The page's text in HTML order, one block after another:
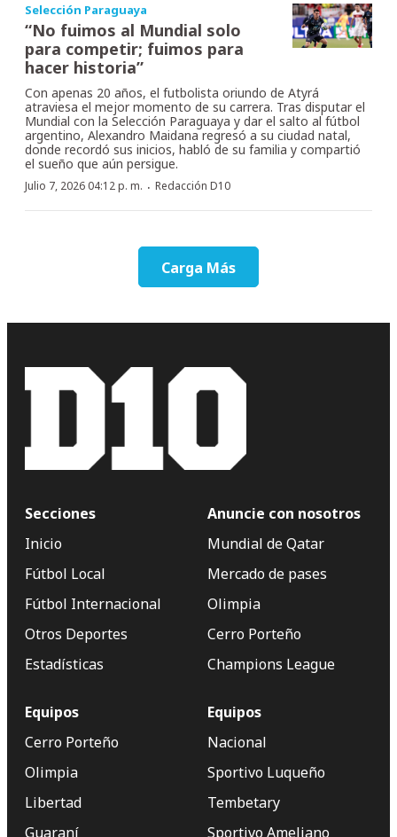
Selección Paraguaya
“No fuimos al Mundial solo
para competir; fuimos para
hacer historia”
Con apenas 20 años, el futbolista oriundo de Atyrá
atraviesa el mejor momento de su carrera. Tras disputar el
Mundial con la Selección Paraguaya y dar el salto al fútbol
argentino, Alexandro Maidana regresó a su ciudad natal,
donde recordó sus inicios, habló de su familia y compartió
el sueño que aún persigue.
Julio 7, 2026 04:12 p. m. · Redacción D10
Carga Más
Secciones
Inicio
Fútbol Local
Fútbol Internacional
Otros Deportes
Estadísticas
Anuncie con nosotros
Mundial de Qatar
Mercado de pases
Olimpia
Cerro Porteño
Champions League
Equipos
Cerro Porteño
Olimpia
Libertad
Guaraní
Equipos
Nacional
Sportivo Luqueño
Tembetary
Sportivo Ameliano